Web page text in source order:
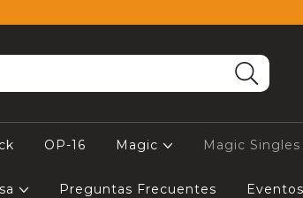
OP-16 Magic Magic Singles
Preguntas Frecuentes